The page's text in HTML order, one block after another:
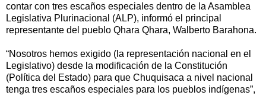
contar con tres escaños especiales dentro de la Asamblea
Legislativa Plurinacional (ALP), informó el principal
representante del pueblo Qhara Qhara, Walberto Barahona.
“Nosotros hemos exigido (la representación nacional en el
Legislativo) desde la modificación de la Constitución
(Política del Estado) para que Chuquisaca a nivel nacional
tenga tres escaños especiales para los pueblos indígenas”,